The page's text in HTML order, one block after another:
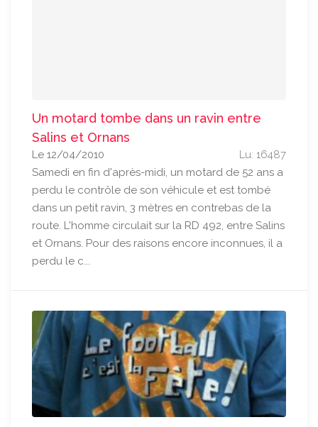
Un motard tombe dans un ravin entre
Salins et Ornans
Lu: 16487
Le 12/04/2010
Samedi en fin d'après-midi, un motard de 52 ans a
perdu le contrôle de son véhicule et est tombé
dans un petit ravin, 3 mètres en contrebas de la
route. L'homme circulait sur la RD 492, entre Salins
et Ornans. Pour des raisons encore inconnues, il a
perdu le c...